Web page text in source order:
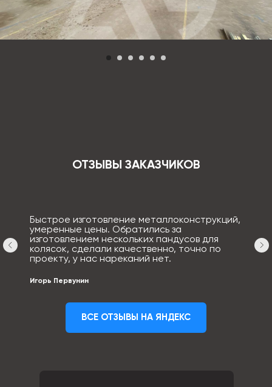
ОТЗЫВЫ ЗАКАЗЧИКОВ
Быстрое изготовление металлоконструкций,
умеренные цены. Обратились за
изготовлением нескольких пандусов для
колясок, сделали качественно, точно по
проекту, у нас нареканий нет.
Игорь Первунин
ВСЕ ОТЗЫВЫ НА ЯНДЕКС